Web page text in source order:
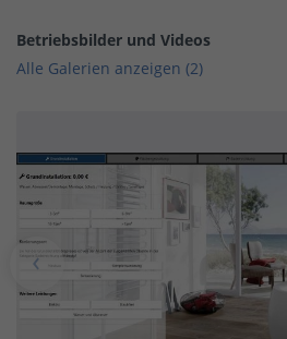
Betriebsbilder und Videos
Alle Galerien anzeigen (2)